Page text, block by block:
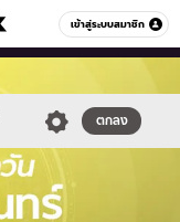
เข้าสู่ระบบสมาชิก
หมวดอื่นๆ
ตกลง